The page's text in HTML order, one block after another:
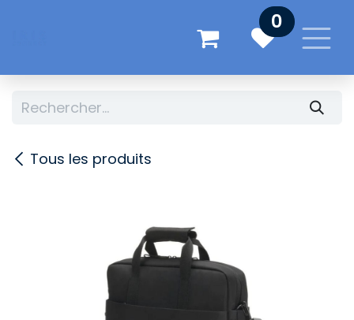
0
Tous les produits